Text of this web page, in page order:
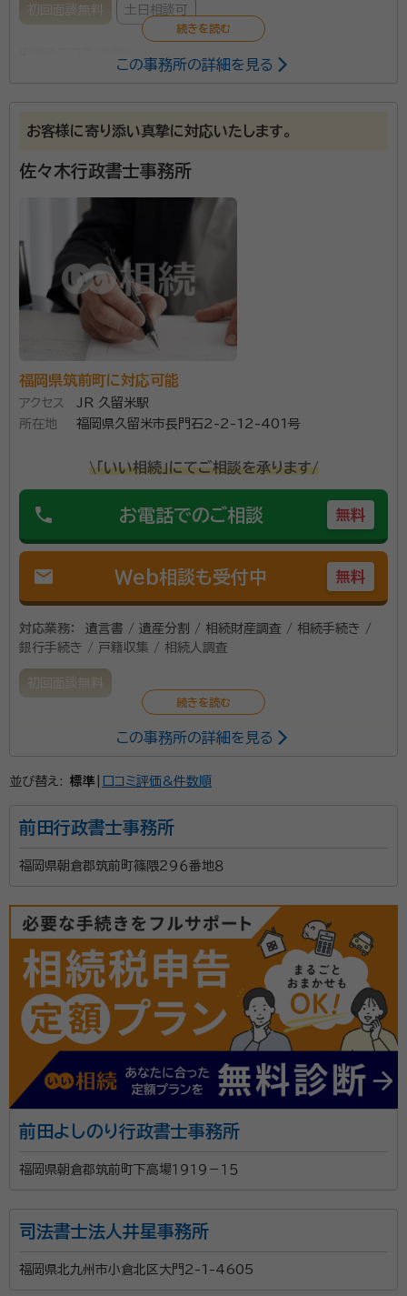
初回面談無料 土日相談可
自宅へ来て頂き無料相談をさせて頂きました。ちょっとした疑問にもき
て相見積もりとるつもりでしたが、自宅の近場の事務所でもあるのと、あ
る程度調べていた相場内の金額だったので、せっかく来て頂いた事もあ
るので、そのままお願いする事にしました。
契約後の感想
日中は仕事の為、メールにて報告して頂いています。返信するか迷う所で
すが、問題なければ返信はいりません。と記載して貰ってるので、返信し
なくても安心しています。また疑問に思った事にはきちんと対応して頂い
ていて好感が待てます。電話だと聞きたい事をど忘れしたりして焦ってし
まいますが、メールだと少し考えて返信できるので、私的には向いている
と思います。まだ継続中ですが、引き続き宜しくお願いします。
行政書士
この事務所の詳細を見る
お客様に寄り添い真摯に対応いたします。
佐々木行政書士事務所
福岡県筑前町に対応可能
アクセス
JR 久留米駅
所在地
福岡県久留米市長門石2-2-12-401号
\「いい相続」にてご相談を承ります/
phone お電話でのご相談 無料
mail Web相談も受付中 無料
対応業務：
遺言書 / 遺産分割 / 相続財産調査 / 相続手続き /
銀行手続き / 戸籍収集 / 相続人調査
初回面談無料
相続に関するお悩み事、お気軽にご相談ください。 丁寧
所属団体：福岡県行政書士会
この事務所の詳細を見る
並び替え: 標準 口コミ評価&件数順
前田行政書士事務所
福岡県朝倉郡筑前町篠隈２９６番地８
前田よしのり行政書士事務所
福岡県朝倉郡筑前町下高場１９１９－１５
司法書士法人井星事務所
福岡県北九州市小倉北区大門2-1-4605